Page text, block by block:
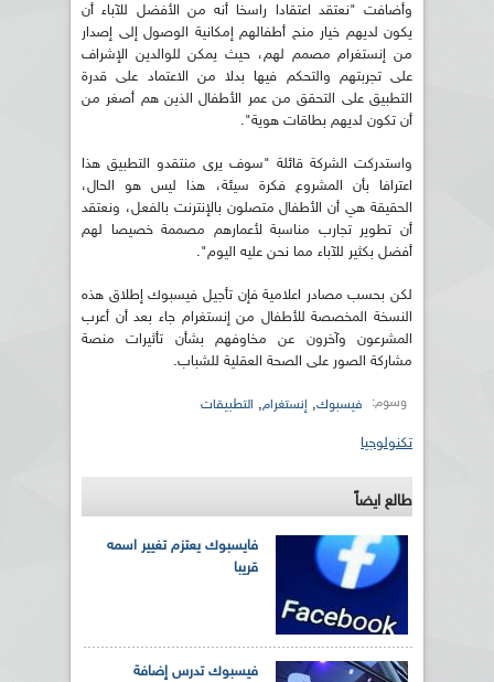
وأضافت "نعتقد اعتقادا راسخا أنه من الأفضل للآباء أن
يكون لديهم خيار منح أطفالهم إمكانية الوصول إلى إصدار
من إنستغرام مصمم لهم، حيث يمكن للوالدين الإشراف
على تجربتهم والتحكم فيها بدلا من الاعتماد على قدرة
التطبيق على التحقق من عمر الأطفال الذين هم أصغر من
أن تكون لديهم بطاقات هوية".
واستدركت الشركة قائلة "سوف يرى منتقدو التطبيق هذا
اعترافا بأن المشروع فكرة سيئة، هذا ليس هو الحال،
الحقيقة هي أن الأطفال متصلون بالإنترنت بالفعل، ونعتقد
أن تطوير تجارب مناسبة لأعمارهم مصممة خصيصا لهم
أفضل بكثير للآباء مما نحن عليه اليوم".
لكن بحسب مصادر اعلامية فإن تأجيل فيسبوك إطلاق هذه
النسخة المخصصة للأطفال من إنستغرام جاء بعد أن أعرب
المشرعون وآخرون عن مخاوفهم بشأن تأثيرات منصة
مشاركة الصور على الصحة العقلية للشباب.
وسوم: فيسبوك, إنستغرام, التطبيقات
تكنولوجيا
طالع ايضاً
فايسبوك يعتزم تغيير اسمه
قريبا
فيسبوك تدرس إضافة